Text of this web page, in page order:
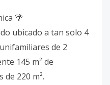
🌴
ubicado a tan solo 4
de 2
145 m² de
220 m².